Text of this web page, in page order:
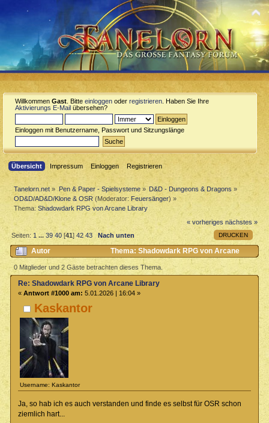
Willkommen Gast . Bitte einloggen oder registrieren . Haben Sie Ihre
Aktivierungs E-Mail übersehen?
Einloggen mit Benutzername, Passwort und Sitzungslänge
Übersicht Impressum Einloggen Registrieren
Tanelorn.net » Pen & Paper - Spielsysteme» D&D - Dungeons & Dragons »
OD&D/AD&D/Klone & OSR (Moderator:Feuersänger) »
Thema:Shadowdark RPG von Arcane Library
« vorheriges nächstes »
DRUCKEN
Seiten:1 ...39 40 [41]42 43 Nach unten
Autor
Thema: Shadowdark RPG von Arcane
Library (Gelesen 118638 mal)
0 Mitglieder und 2 Gäste betrachten dieses Thema.
Kaskantor
Username: Kaskantor
Re: Shadowdark RPG von Arcane Library
« Antwort #1000 am: 5.01.2026 | 16:04 »
Ja, so hab ich es auch verstanden und finde es selbst für OSR schon
ziemlich hart...